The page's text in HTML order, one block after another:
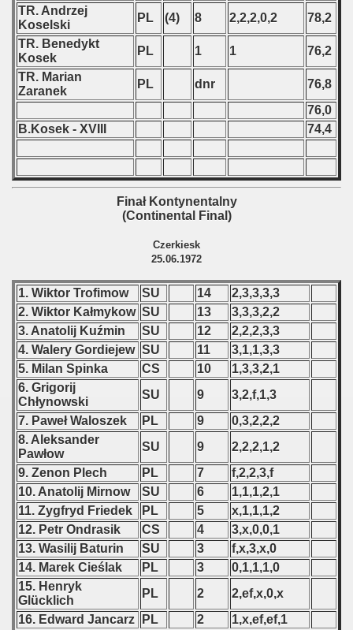
TR. Andrzej
Koselski
PL (4) 8 2,2,2,0,2
78,2
TR. Benedykt
Kosek
PL 1 1
76,2
TR. Marian
Zaranek
PL dnr
76,8
76,0
B.Kosek - XVIII
74,4
Finał Kontynentalny
(Continental Final)
Czerkiesk
25.06.1972
1. Wiktor Trofimow SU 14
2,3,3,3,3
2. Wiktor Kałmykow SU 13
3,3,3,2,2
3. Anatolij Kuźmin
SU 12
2,2,2,3,3
4. Walery Gordiejew SU 11
3,1,1,3,3
5. Milan Spinka
CS 10
1,3,3,2,1
6. Grigorij
Chłynowski
SU 9
3,2,f,1,3
7. Paweł Waloszek
PL 9
0,3,2,2,2
8. Aleksander
Pawłow
SU 9
2,2,2,1,2
9. Zenon Plech
PL 7
f,2,2,3,f
10. Anatolij Mirnow
SU 6
1,1,1,2,1
11. Zygfryd Friedek
PL 5
x,1,1,1,2
12. Petr Ondrasik
CS 4
3,x,0,0,1
13. Wasilij Baturin
SU 3
f,x,3,x,0
14. Marek Cieślak
PL 3
0,1,1,1,0
15. Henryk
Glücklich
PL 2
2,ef,x,0,x
16. Edward Jancarz
PL 2
1,x,ef,ef,1